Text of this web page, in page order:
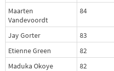
Maarten
Vandevoordt
84
Jay Gorter 83
Etienne Green
82
Maduka Okoye
82